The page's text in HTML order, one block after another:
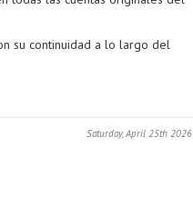
su continuidad a lo largo del
Saturday, April 25th 2026